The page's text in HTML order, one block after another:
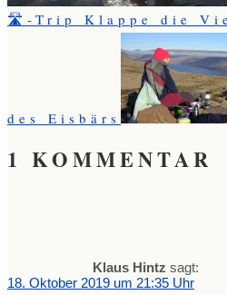
🛣️-Trip Klappe die
des Eisbärs
1 KOMMENTAR
Klaus Hintz sagt:
18. Oktober 2019 um 21:35 Uhr